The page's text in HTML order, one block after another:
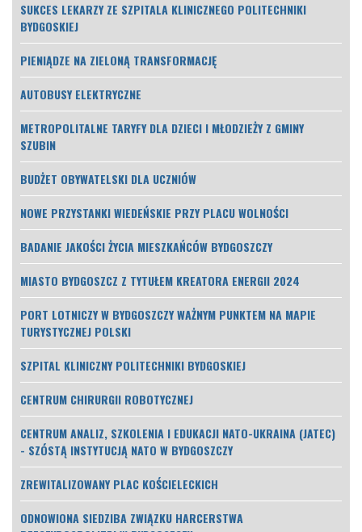
SUKCES LEKARZY ZE SZPITALA KLINICZNEGO POLITECHNIKI
BYDGOSKIEJ
PIENIĄDZE NA ZIELONĄ TRANSFORMACJĘ
AUTOBUSY ELEKTRYCZNE
METROPOLITALNE TARYFY DLA DZIECI I MŁODZIEŻY Z GMINY
SZUBIN
BUDŻET OBYWATELSKI DLA UCZNIÓW
NOWE PRZYSTANKI WIEDEŃSKIE PRZY PLACU WOLNOŚCI
BADANIE JAKOŚCI ŻYCIA MIESZKAŃCÓW BYDGOSZCZY
MIASTO BYDGOSZCZ Z TYTUŁEM KREATORA ENERGII 2024
PORT LOTNICZY W BYDGOSZCZY WAŻNYM PUNKTEM NA MAPIE
TURYSTYCZNEJ POLSKI
SZPITAL KLINICZNY POLITECHNIKI BYDGOSKIEJ
CENTRUM CHIRURGII ROBOTYCZNEJ
CENTRUM ANALIZ, SZKOLENIA I EDUKACJI NATO-UKRAINA (JATEC)
- SZÓSTĄ INSTYTUCJĄ NATO W BYDGOSZCZY
ZREWITALIZOWANY PLAC KOŚCIELECKICH
ODNOWIONA SIEDZIBA ZWIĄZKU HARCERSTWA